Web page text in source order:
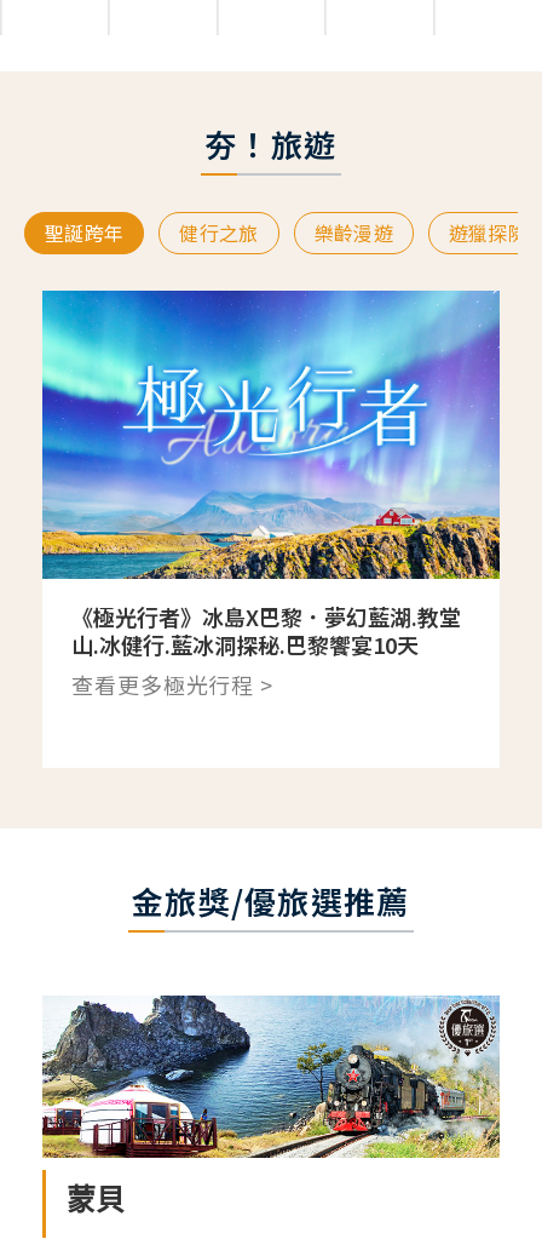
夯！旅遊
聖誕跨年 健行之旅 樂齡漫遊 遊獵探險
《極光行者》冰島X巴黎．夢幻藍湖.教堂
山.冰健行.藍冰洞探秘.巴黎饗宴10天
查看更多極光行程 >
金旅獎/優旅選推薦
蒙貝